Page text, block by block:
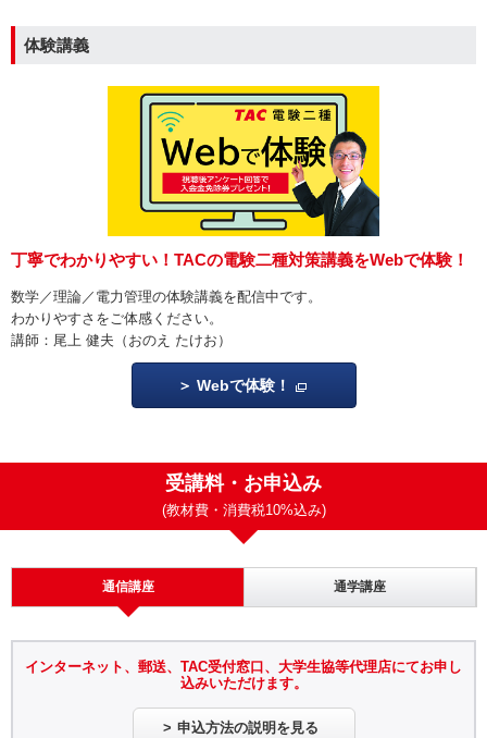
体験講義
丁寧でわかりやすい！ TACの電験二種対策講義をWebで体験！
数学／理論／電力管理の体験講義を配信中です。
わかりやすさをご体感ください。
講師：尾上 健夫（おのえ たけお）
Webで体験！
受講料・お申込み
(教材費・消費税10%込み)
通信講座 通学講座
インターネット、郵送、TAC受付窓口、大学生協等代理店にてお申し
込みいただけます。
申込方法の説明を見る